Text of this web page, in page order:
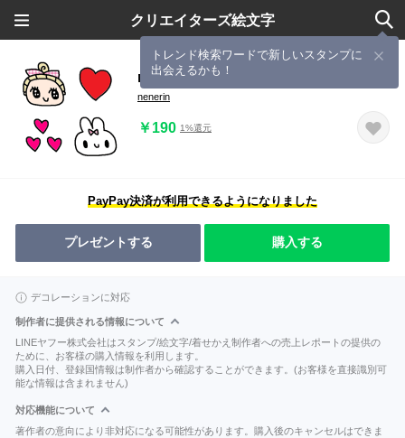
クリエイターズ絵文字
トレンド検索ワードで新しいスタンプに
出会えるかも！
nenerin色んな絵文字セット可愛い656
nenerin
￥190 1%還元
PayPay決済が利用できるようになりました
プレゼントする 購入する
デコレーションに対応
制作者に提供される情報について
LINEヤフー株式会社はスタンプ/絵文字/着せかえ制作者への売上レポートの提供の
ために、お客様の購入情報を利用します。
購入日付、登録国情報は制作者から確認することができます。(お客様を直接識別可
能な情報は含まれません)
対応機能について
著作者の意向により非対応になる可能性があります。購入後のキャンセルはできま